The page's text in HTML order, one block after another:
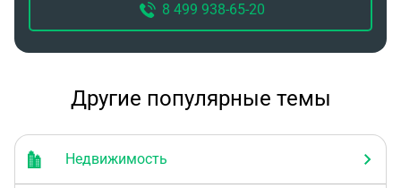
8 499 938-65-20
Другие популярные темы
Недвижимость